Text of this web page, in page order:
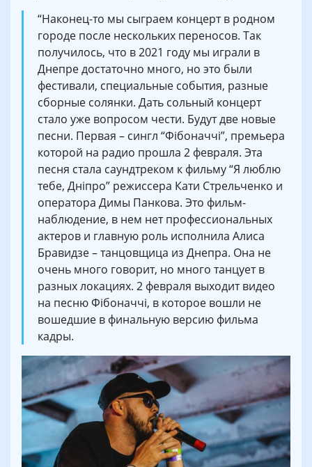
“Наконец-то мы сыграем концерт в родном
городе после нескольких переносов. Так
получилось, что в 2021 году мы играли в
Днепре достаточно много, но это были
фестивали, специальные события, разные
сборные солянки. Дать сольный концерт
стало уже вопросом чести. Будут две новые
песни. Первая – сингл “Фібоначчі”, премьера
которой на радио прошла 2 февраля. Эта
песня стала саундтреком к фильму “Я люблю
тебе, Дніпро” режиссера Кати Стрельченко и
оператора Димы Панкова. Это фильм-
наблюдение, в нем нет профессиональных
актеров и главную роль исполнила Алиса
Бравидзе – танцовщица из Днепра. Она не
очень много говорит, но много танцует в
разных локациях. 2 февраля выходит видео
на песню Фібоначчі, в которое вошли не
вошедшие в финальную версию фильма
кадры.